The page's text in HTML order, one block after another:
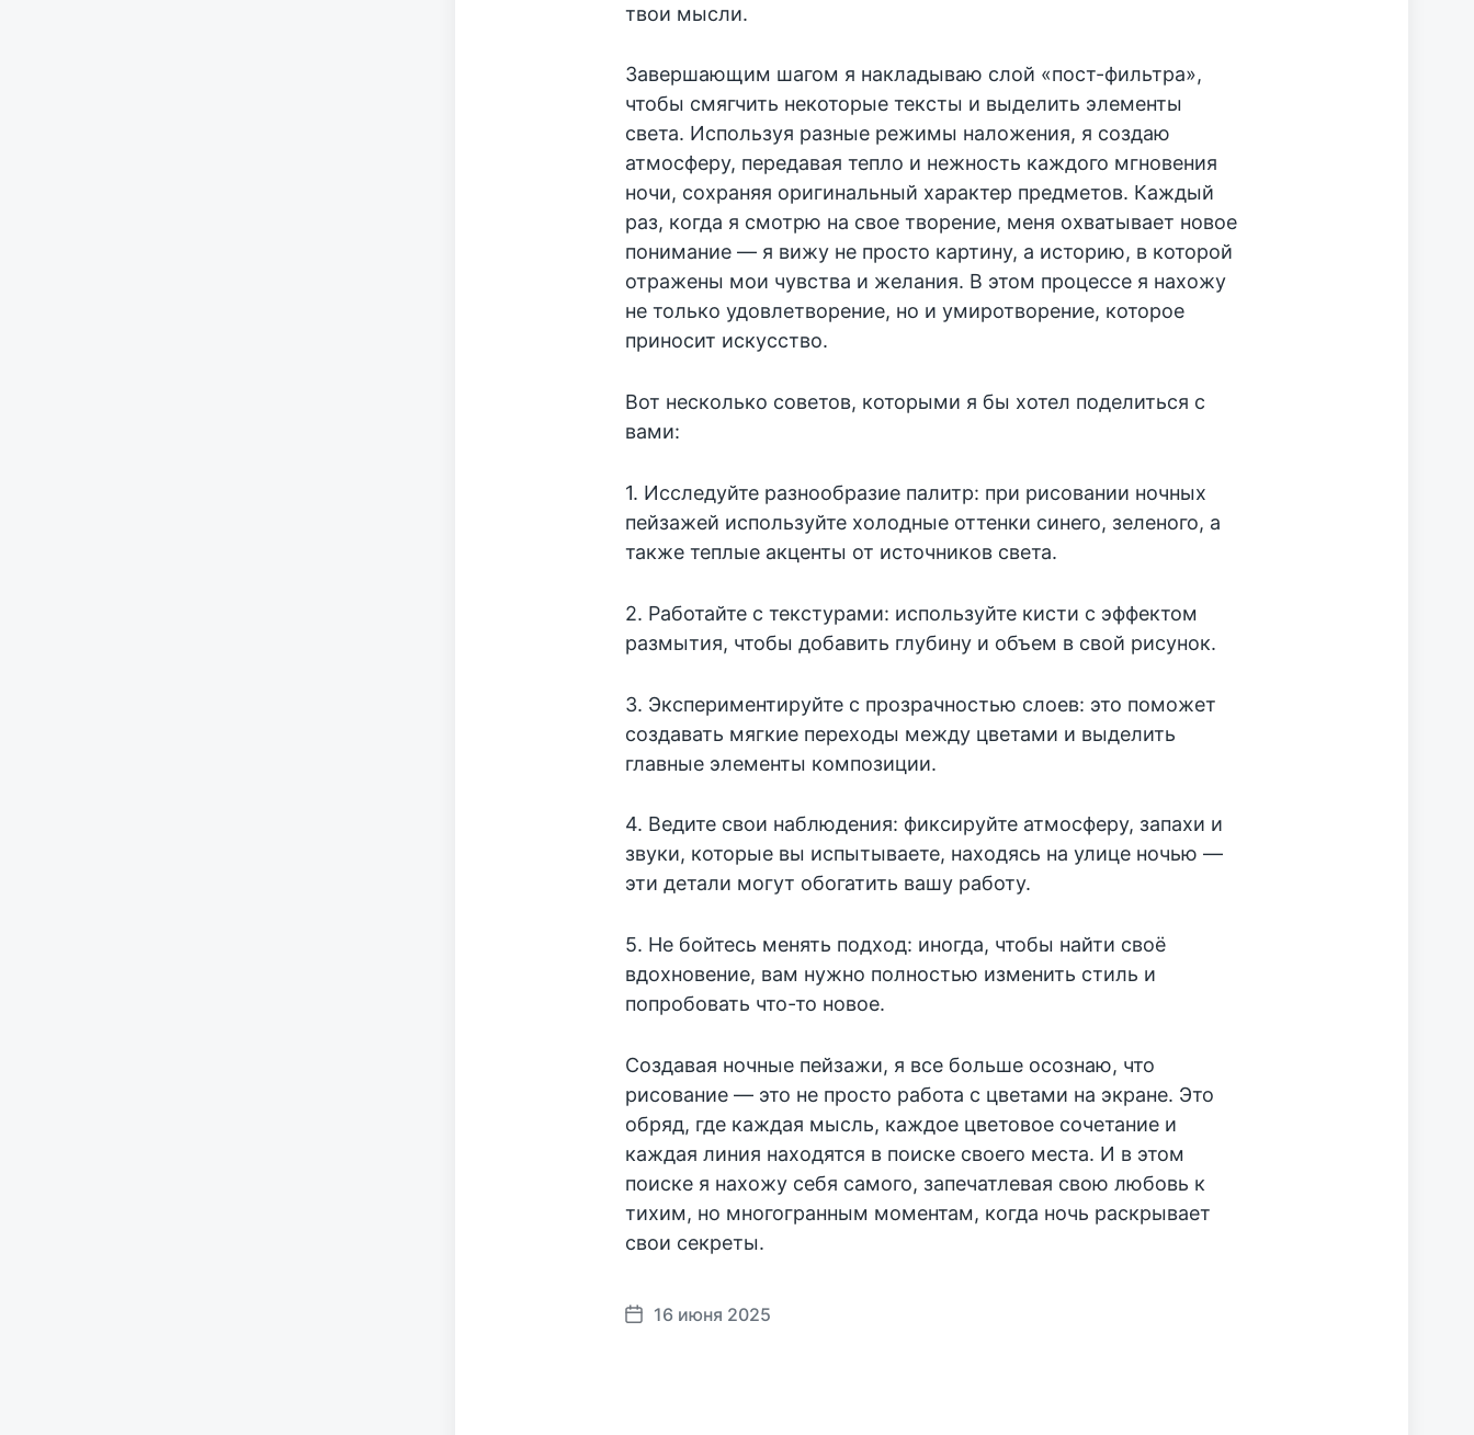
твои мысли.
Завершающим шагом я накладываю слой «пост-фильтра»,
чтобы смягчить некоторые тексты и выделить элементы
света. Используя разные режимы наложения, я создаю
атмосферу, передавая тепло и нежность каждого мгновения
ночи, сохраняя оригинальный характер предметов. Каждый
раз, когда я смотрю на свое творение, меня охватывает новое
понимание — я вижу не просто картину, а историю, в которой
отражены мои чувства и желания. В этом процессе я нахожу
не только удовлетворение, но и умиротворение, которое
приносит искусство.
Вот несколько советов, которыми я бы хотел поделиться с
вами:
1. Исследуйте разнообразие палитр: при рисовании ночных
пейзажей используйте холодные оттенки синего, зеленого, а
также теплые акценты от источников света.
2. Работайте с текстурами: используйте кисти с эффектом
размытия, чтобы добавить глубину и объем в свой рисунок.
3. Экспериментируйте с прозрачностью слоев: это поможет
создавать мягкие переходы между цветами и выделить
главные элементы композиции.
4. Ведите свои наблюдения: фиксируйте атмосферу, запахи и
звуки, которые вы испытываете, находясь на улице ночью —
эти детали могут обогатить вашу работу.
5. Не бойтесь менять подход: иногда, чтобы найти своё
вдохновение, вам нужно полностью изменить стиль и
попробовать что-то новое.
Создавая ночные пейзажи, я все больше осознаю, что
рисование — это не просто работа с цветами на экране. Это
обряд, где каждая мысль, каждое цветовое сочетание и
каждая линия находятся в поиске своего места. И в этом
поиске я нахожу себя самого, запечатлевая свою любовь к
тихим, но многогранным моментам, когда ночь раскрывает
свои секреты.
Д
16 июня 2025